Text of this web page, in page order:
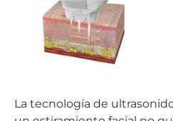
La tecnología de